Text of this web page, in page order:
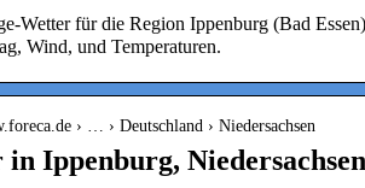
Wetter für die Region Ippenburg (Bad
Wind, und Temperaturen.
› … › Deutschland › Niedersachsen
Ippenburg,